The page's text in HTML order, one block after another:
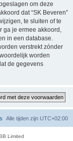
om deze
dat “SK Beveren”
te sluiten of te
ga je ermee akkoord,
in een database.
verstrekt zónder
worden
de gegevens
Alle tijden zijn UTC+02:00
Limited